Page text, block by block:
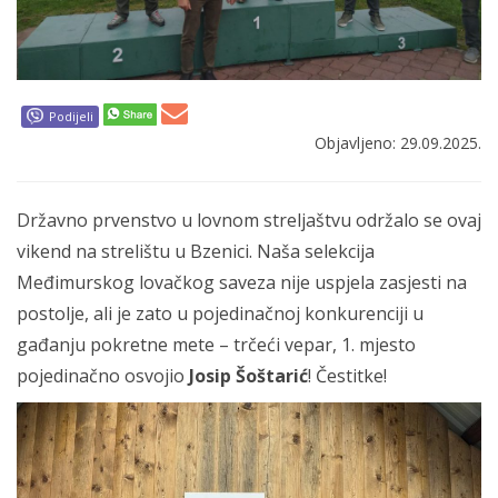
Podijeli
Objavljeno: 29.09.2025.
Državno prvenstvo u lovnom streljaštvu održalo se ovaj
vikend na strelištu u Bzenici. Naša selekcija
Međimurskog lovačkog saveza nije uspjela zasjesti na
postolje, ali je zato u pojedinačnoj konkurenciji u
gađanju pokretne mete – trčeći vepar, 1. mjesto
pojedinačno osvojio Josip Šoštarić! Čestitke!